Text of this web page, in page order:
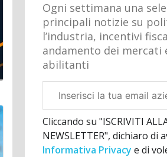
Ogni settimana una
principali notizie su
l’industria, incentivi
andamento dei mercati
abilitanti
aziendale
Cliccando su "ISCRIVITI
NEWSLETTER", dichiaro di
Informativa Privacy e di